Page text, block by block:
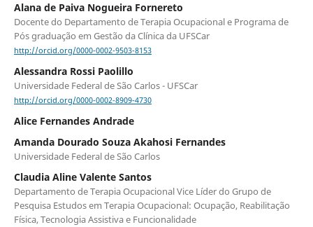
Alana de Paiva Nogueira Fornereto
Docente do Departamento de Terapia Ocupacional e Programa de
Pós graduação em Gestão da Clínica da UFSCar
http://orcid.org/0000-0002-9503-8153
Alessandra Rossi Paolillo
Universidade Federal de São Carlos - UFSCar
http://orcid.org/0000-0002-8909-4730
Alice Fernandes Andrade
Amanda Dourado Souza Akahosi Fernandes
Universidade Federal de São Carlos
Claudia Aline Valente Santos
Departamento de Terapia Ocupacional Vice Líder do Grupo de
Pesquisa Estudos em Terapia Ocupacional: Ocupação, Reabilitação
Física, Tecnologia Assistiva e Funcionalidade